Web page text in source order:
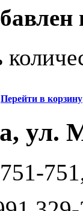
Перейти в корзину
ул.